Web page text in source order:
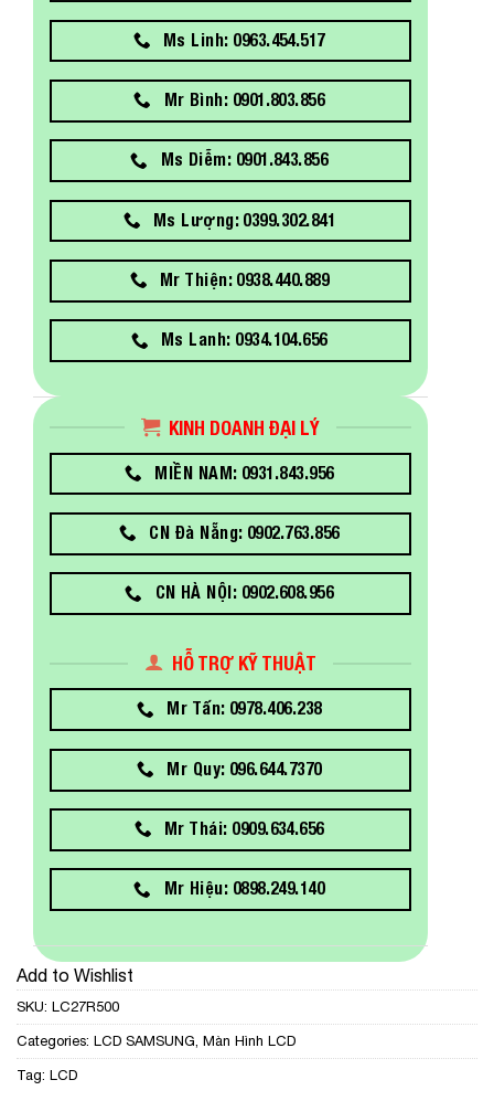
Ms Linh: 0963.454.517
Mr Bình: 0901.803.856
Ms Diễm: 0901.843.856
Ms Lượng: 0399.302.841
Mr Thiện: 0938.440.889
Ms Lanh: 0934.104.656
KINH DOANH ĐẠI LÝ
MIỀN NAM: 0931.843.956
CN Đà Nẵng: 0902.763.856
CN HÀ NỘI: 0902.608.956
HỖ TRỢ KỸ THUẬT
Mr Tấn: 0978.406.238
Mr Quy: 096.644.7370
Mr Thái: 0909.634.656
Mr Hiệu: 0898.249.140
Add to Wishlist
SKU: LC27R500
Categories: LCD SAMSUNG Màn Hình LCD
Tag: LCD